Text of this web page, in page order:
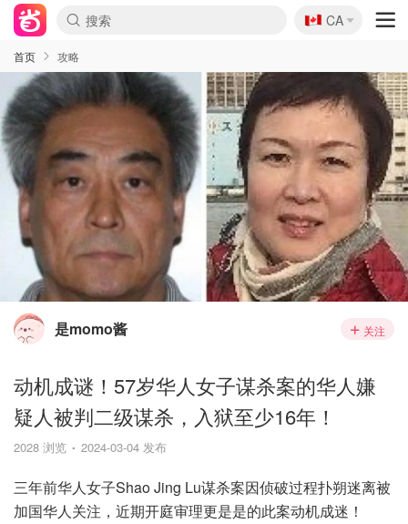
🇨🇦
CA
首页 攻略
是momo酱 关注
动机成谜！57岁华人女子谋杀案的华人嫌
疑人被判二级谋杀，入狱至少16年！
2028 浏览 2024-03-04 发布
三年前华人女子Shao Jing Lu谋杀案因侦破过程扑朔迷离被
加国华人关注，近期开庭审理更是是的此案动机成迷！